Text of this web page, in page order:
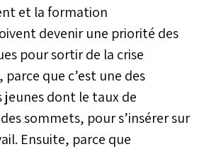
et la formation
devenir une priorité des
pour sortir de la crise
que c’est une des
dont le taux de
sommets, pour s’insérer sur
Ensuite, parce que